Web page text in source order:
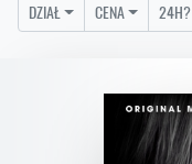
DZIAŁ CENA 24H?